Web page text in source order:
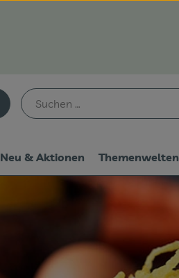
Neu & Aktionen Themenwelten